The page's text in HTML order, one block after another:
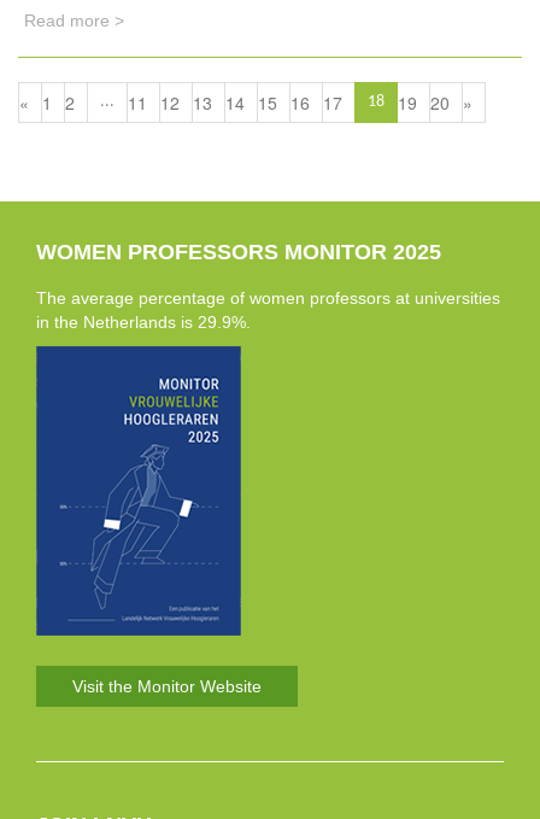
Read more >
« 1 2 ... 11 12 13 14 15 16 17 18 19 20 »
WOMEN PROFESSORS MONITOR 2025
The average percentage of women professors at universities
in the Netherlands is 29.9%.
Visit the Monitor Website